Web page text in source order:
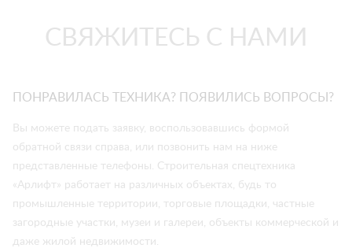
СВЯЖИТЕСЬ С НАМИ
ПОНРАВИЛАСЬ ТЕХНИКА? ПОЯВИЛИСЬ ВОПРОСЫ?
Вы можете подать заявку, воспользовавшись формой
обратной связи справа, или позвонить нам на ниже
представленные телефоны. Строительная спецтехника
«Арлифт» работает на различных объектах, будь то
промышленные территории, торговые площадки, частные
загородные участки, музеи и галереи, объекты коммерческой и
даже жилой недвижимости.